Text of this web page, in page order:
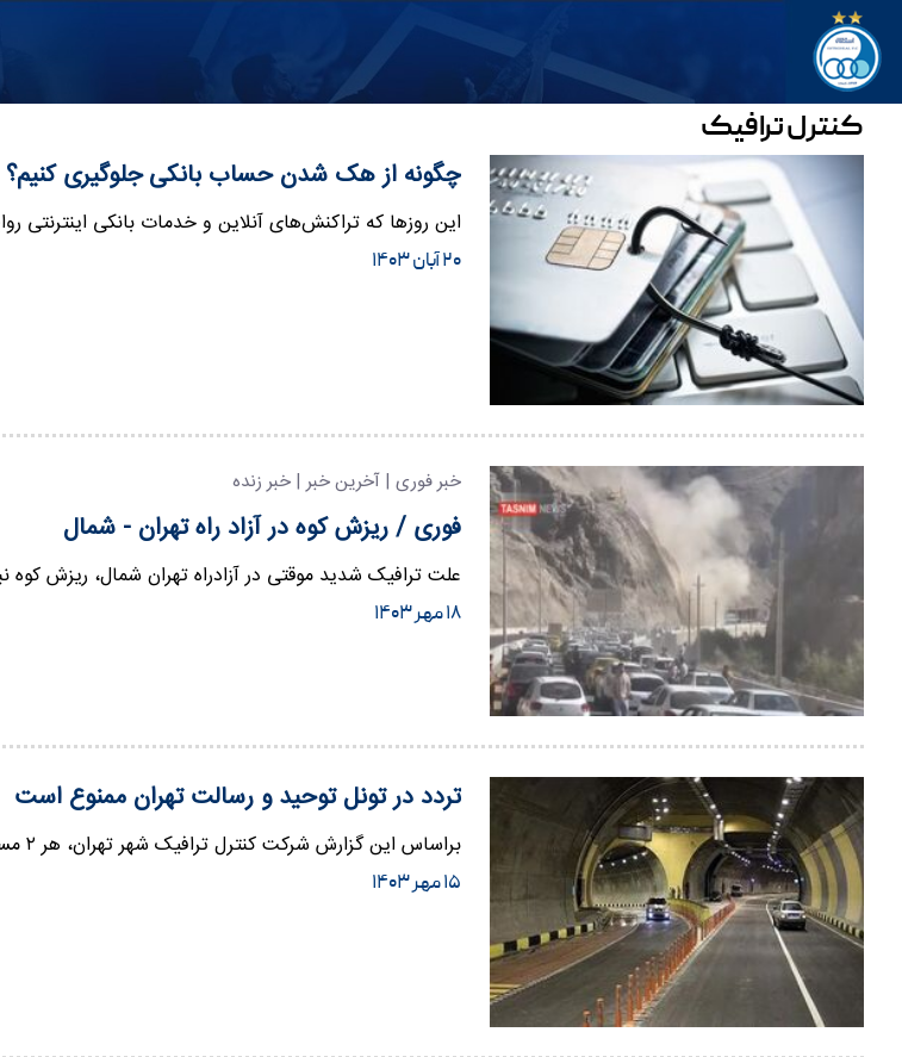
کنترل ترافیک
چگونه از هک شدن حساب بانکی جلوگیری کنیم؟
این روزها که تراکنش‌های آنلاین و خدمات بانکی اینترنتی
۲۰ آبان ۱۴۰۳
خبر فوری | آخرین خبر | خبر زنده
فوری / ریزش کوه در آزاد راه تهران - شمال
علت ترافیک شدید موقتی در آزادراه تهران شمال، ریزش کوه
۱۸ مهر ۱۴۰۳
تردد در تونل توحید و رسالت تهران ممنوع است
براساس این گزارش شرکت کنترل ترافیک شهر تهران، هر ۲ مسیر تونل توحید و باند شمالی تونل رسالت مسیر شرق به غرب از ساعت ۲۴…
۱۵ مهر ۱۴۰۳